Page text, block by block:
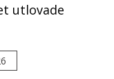
utlovade